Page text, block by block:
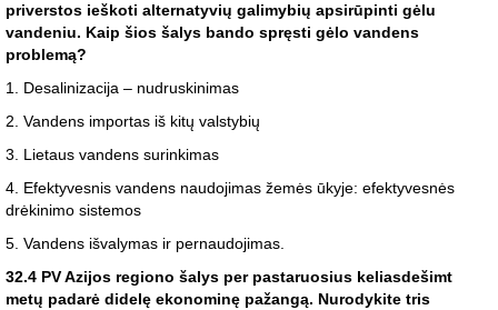
priverstos ieškoti alternatyvių galimybių apsirūpinti gėlu
vandeniu. Kaip šios šalys bando spręsti gėlo vandens
problemą?
1. Desalinizacija – nudruskinimas
2. Vandens importas iš kitų valstybių
3. Lietaus vandens surinkimas
4. Efektyvesnis vandens naudojimas žemės ūkyje: efektyvesnės
drėkinimo sistemos
5. Vandens išvalymas ir pernaudojimas.
32.4 PV Azijos regiono šalys per pastaruosius keliasdešimt
metų padarė didelę ekonominę pažangą. Nurodykite tris